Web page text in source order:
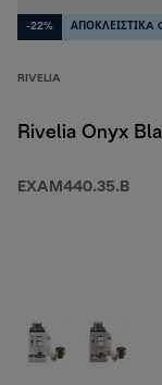
-22% ΑΠΟΚΛΕΙΣΤΙΚA
RIVELIA
Rivelia Onyx
EXAM440.35.B